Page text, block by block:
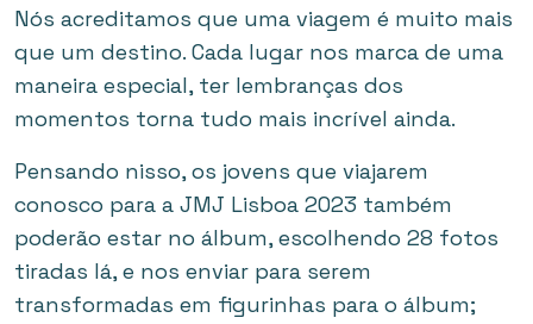
Nós acreditamos que uma viagem é muito mais
que um destino. Cada lugar nos marca de uma
maneira especial, ter lembranças dos
momentos torna tudo mais incrível ainda.
Pensando nisso, os jovens que viajarem
conosco para a JMJ Lisboa 2023 também
poderão estar no álbum, escolhendo 28 fotos
tiradas lá, e nos enviar para serem
transformadas em figurinhas para o álbum;